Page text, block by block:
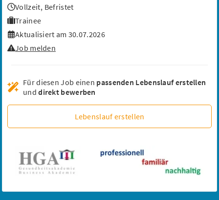
Vollzeit, Befristet
Trainee
Aktualisiert am 30.07.2026
Job melden
Für diesen Job einen passenden Lebenslauf erstellen
unddirekt bewerben
Lebenslauf erstellen
Projektmanager - Klinische Studien (m/w/d)
Alcedis GmbH
Digital Manager:in Marketing & KI (m/w/d)
Curaderm Hautarztpraxis MVZ GmbH
Homeoffice möglich
44.488,95 €/Jahr
Marketing KI Google Ads Video